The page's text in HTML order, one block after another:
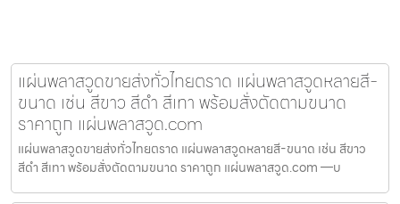
แผ่นพลาสวูดขายส่งทั่วไทยตราด แผ่นพลาสวูดหลายสี-
ขนาด เช่น สีขาว สีดำ สีเทา พร้อมสั่งตัดตามขนาด
ราคาถูก แผ่นพลาสวูด.com
แผ่นพลาสวูดขายส่งทั่วไทยตราด แผ่นพลาสวูดหลายสี-ขนาด เช่น สีขาว
สีดำ สีเทา พร้อมสั่งตัดตามขนาด ราคาถูก แผ่นพลาสวูด.com —บ